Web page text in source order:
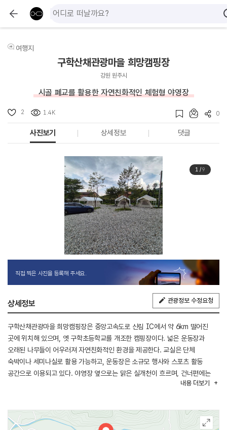
여행지
구학산채관광마을 희망캠핑장
강원 원주시
시골 폐교를 활용한 자연친화적인 체험형 야영장
2 1.4K 0
사진보기 상세정보 댓글
1/9
직접 찍은 사진을 등록해 주세요.
상세정보 관광정보 수정요청
구학산채관광마을 희망캠핑장은 중앙고속도로 신림 IC에서 약 6km 떨어진
곳에 위치해 있으며, 옛 구학초등학교를 개조한 캠핑장이다. 넓은 운동장과
오래된 나무들이 어우러져 자연친화적인 환경을 제공한다. 교실은 단체
숙박이나 세미나실로 활용 가능하고, 운동장은 소규모 행사와 스포츠 활동
공간으로 이용되고 있다. 야영장 옆으로는 맑은 실개천이 흐르며, 건너편에는
수중보를 활용한 물놀이장이 조성되어 있다. 주변에는 오로라골프장,
농촌 체험도 가능하다.
내용 더보기